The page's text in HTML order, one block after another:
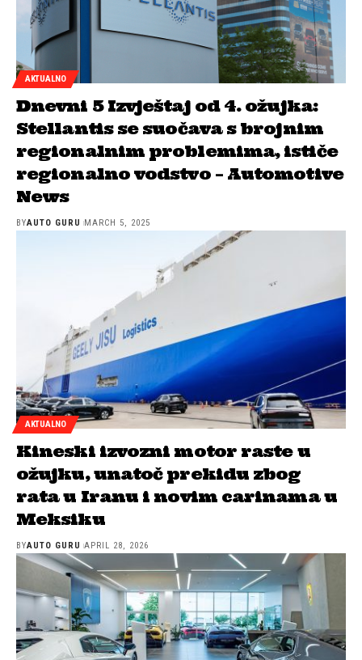
AKTUALNO
Dnevni 5 Izvještaj od 4. ožujka:
Stellantis se suočava s brojnim
regionalnim problemima, ističe
regionalno vodstvo – Automotive
News
BYAUTO GURU MARCH 5, 2025
AKTUALNO
Kineski izvozni motor raste u
ožujku, unatoč prekidu zbog
rata u Iranu i novim carinama u
Meksiku
BYAUTO GURU APRIL 28, 2026